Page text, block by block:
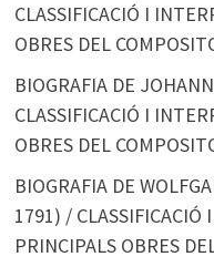
CLASSIFICACIÓ I
OBRES DEL
BIOGRAFIA DE
CLASSIFICACIÓ I
OBRES DEL
BIOGRAFIA DE
1791) / CLASSIFICACIÓ
PRINCIPALS OBRES